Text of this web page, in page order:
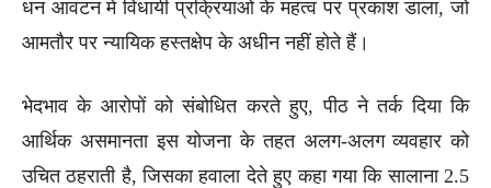
धन आवंटन में विधायी प्रक्रियाओं के महत्व पर प्रकाश डाला, जो
आमतौर पर न्यायिक हस्तक्षेप के अधीन नहीं होते हैं।
भेदभाव के आरोपों को संबोधित करते हुए, पीठ ने तर्क दिया कि
आर्थिक असमानता इस योजना के तहत अलग-अलग व्यवहार को
उचित ठहराती है, जिसका हवाला देते हुए कहा गया कि सालाना 2.5